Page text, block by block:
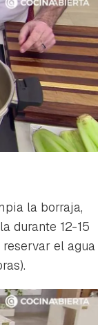
CANCELAR
la borraja,
durante 12-15
el agua